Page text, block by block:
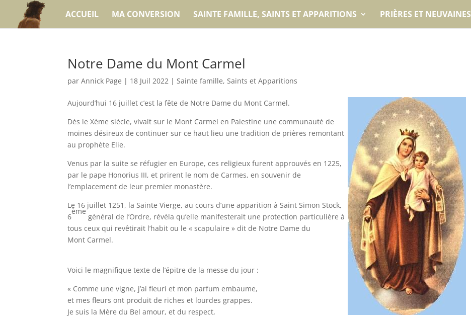
ACCUEIL MA CONVERSION SAINTE FAMILLE, SAINTS ET APPARITIONS PRIÈRES ET NEUVAINES
Notre Dame du Mont Carmel
parAnnick Page | 18 Juil 2022 |Sainte famille, Saints et Apparitions
Aujourd’hui 16 juillet c’est la fête de Notre Dame du Mont Carmel.
Dès le Xème siècle, vivait sur le Mont Carmel en Palestine une communauté de
moines désireux de continuer sur ce haut lieu une tradition de prières remontant
au prophète Elie.
Venus par la suite se réfugier en Europe, ces religieux furent approuvés en 1225,
par le pape Honorius III, et prirent le nom de Carmes, en souvenir de
l’emplacement de leur premier monastère.
Le 16 juillet 1251, la Sainte Vierge, au cours d’une apparition à Saint Simon Stock,
6
ème
général de l’Ordre, révéla qu’elle manifesterait une protection particulière à
tous ceux qui revêtirait l’habit ou le « scapulaire » dit de Notre Dame du
Mont Carmel.
Voici le magnifique texte de l’épitre de la messe du jour :
« Comme une vigne, j’ai fleuri et mon parfum embaume,
et mes fleurs ont produit de riches et lourdes grappes.
Je suis la Mère du Bel amour, et du respect,